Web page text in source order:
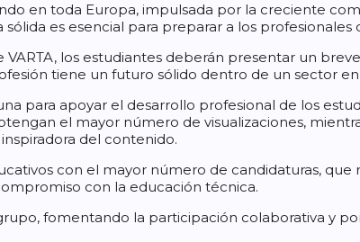
en toda Europa, impulsada por la creciente
es esencial para preparar a los profesionales
los estudiantes deberán presentar un
tiene un futuro sólido dentro de un sector
para apoyar el desarrollo profesional de los
el mayor número de visualizaciones,
del contenido.
con el mayor número de candidaturas,
con la educación técnica.
fomentando la participación colaborativa y